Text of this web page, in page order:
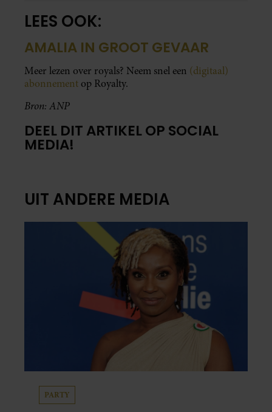
LEES OOK:
AMALIA IN GROOT GEVAAR
Meer lezen over royals? Neem snel een (digitaal)
abonnement op Royalty.
Bron: ANP
DEEL DIT ARTIKEL OP SOCIAL
MEDIA!
UIT ANDERE MEDIA
PARTY